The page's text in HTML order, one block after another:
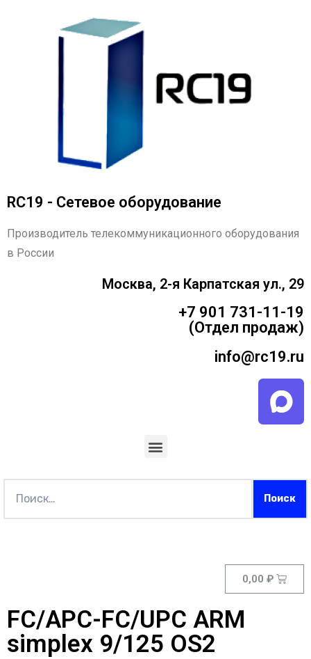
RC19 - Сетевое оборудование
Производитель телекоммуникационного оборудования
в России
Москва, 2-я Карпатская ул., 29
+7 901 731-11-19
(Отдел продаж)
info@rc19.ru
0,00 ₽
FC/APC-FC/UPC ARM
simplex 9/125 OS2